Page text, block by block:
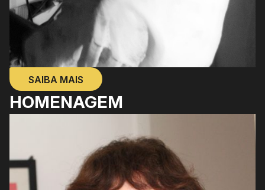
SAIBA MAIS
HOMENAGEM